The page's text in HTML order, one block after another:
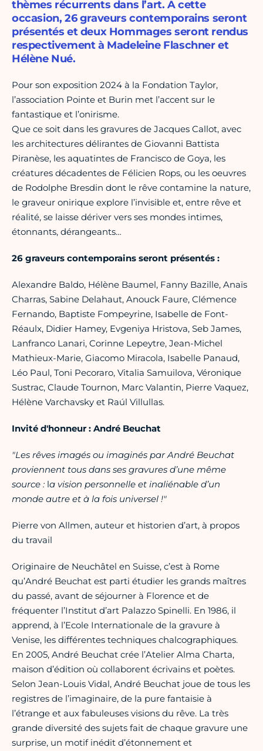
thèmes récurrents dans l’art. A cette
occasion, 26 graveurs contemporains seront
présentés et deux Hommages seront rendus
respectivement à Madeleine Flaschner et
Hélène Nué.
Pour son exposition 2024 à la Fondation Taylor,
l’association Pointe et Burin met l’accent sur le
fantastique et l’onirisme.
Que ce soit dans les gravures de Jacques Callot, avec
les architectures délirantes de Giovanni Battista
Piranèse, les aquatintes de Francisco de Goya, les
créatures décadentes de Félicien Rops, ou les oeuvres
de Rodolphe Bresdin dont le rêve contamine la nature,
le graveur onirique explore l’invisible et, entre rêve et
réalité, se laisse dériver vers ses mondes intimes,
étonnants, dérangeants…
26 graveurs contemporains seront présentés :
Alexandre Baldo, Hélène Baumel, Fanny Bazille, Anaïs
Charras, Sabine Delahaut, Anouck Faure, Clémence
Fernando, Baptiste Fompeyrine, Isabelle de Font-
Réaulx, Didier Hamey, Evgeniya Hristova, Seb James,
Lanfranco Lanari, Corinne Lepeytre, Jean-Michel
Mathieux-Marie, Giacomo Miracola, Isabelle Panaud,
Léo Paul, Toni Pecoraro, Vitalia Samuilova, Véronique
Sustrac, Claude Tournon, Marc Valantin, Pierre Vaquez,
Hélène Varchavsky et Raúl Villullas.
Invité d'honneur : André Beuchat
"Les rêves imagés ou imaginés par André Beuchat
proviennent tous dans ses gravures d’une même
source : la vision personnelle et inaliénable d’un
monde autre et à la fois universel !"
Pierre von Allmen, auteur et historien d’art, à propos
du travail
Originaire de Neuchâtel en Suisse, c’est à Rome
qu’André Beuchat est parti étudier les grands maîtres
du passé, avant de séjourner à Florence et de
fréquenter l’Institut d’art Palazzo Spinelli. En 1986, il
apprend, à l’Ecole Internationale de la gravure à
Venise, les différentes techniques chalcographiques.
En 2005, André Beuchat crée l’Atelier Alma Charta,
maison d’édition où collaborent écrivains et poètes.
Selon Jean-Louis Vidal, André Beuchat joue de tous les
registres de l’imaginaire, de la pure fantaisie à
l’étrange et aux fabuleuses visions du rêve. La très
grande diversité des sujets fait de chaque gravure une
surprise, un motif inédit d’étonnement et